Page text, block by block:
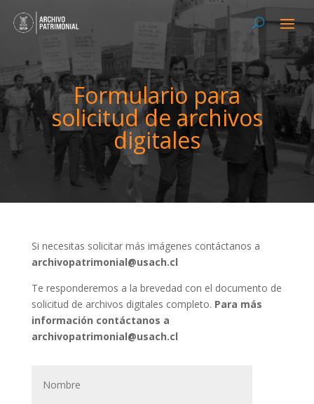
Formulario para
solicitud de archivos
digitales
Si necesitas solicitar más imágenes contáctanos a
archivopatrimonial@usach.cl
Te responderemos a la brevedad con el documento de
solicitud de archivos digitales completo. Para más
información contáctanos a
archivopatrimonial@usach.cl